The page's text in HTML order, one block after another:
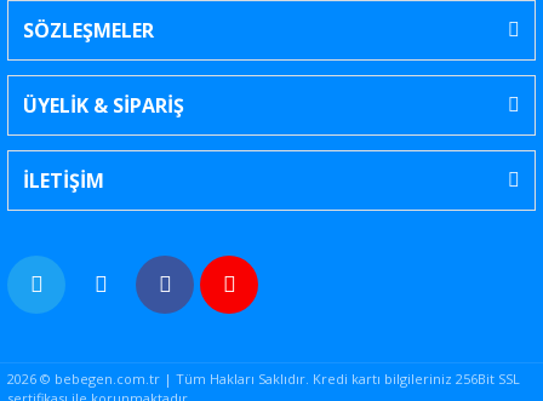
SÖZLEŞMELER
ÜYELİK & SİPARİŞ
İLETİŞİM
2026 © bebegen.com.tr | Tüm Hakları Saklıdır. Kredi kartı bilgileriniz 256Bit SSL